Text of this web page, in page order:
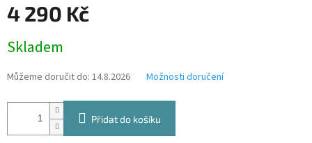
4 290 Kč
cena:
Skladem
Můžeme doručit do: 14.8.2026 Možnosti doručení
Přidat do košíku